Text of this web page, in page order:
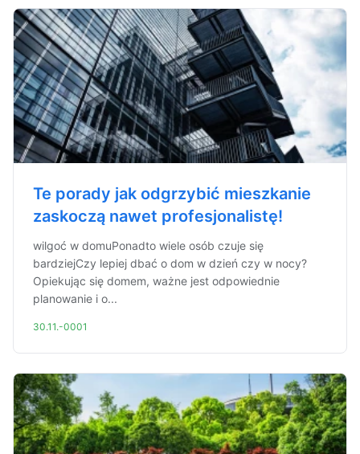
Te porady jak odgrzybić mieszkanie
zaskoczą nawet profesjonalistę!
wilgoć w domuPonadto wiele osób czuje się
bardziejCzy lepiej dbać o dom w dzień czy w nocy?
Opiekując się domem, ważne jest odpowiednie
planowanie i o...
30.11.-0001